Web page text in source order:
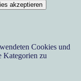
akzeptieren
Cookies und
Kategorien zu